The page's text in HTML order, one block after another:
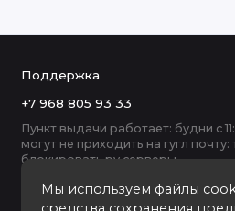
Мы используем файлы
Поддержка
+7 968 805 93 33
Пункт выдачи работает: будни с
могут не приходить на гугл почту:
блокировать ру серверы